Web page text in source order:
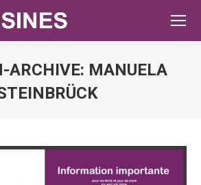
ARCHIVE: MANUELA